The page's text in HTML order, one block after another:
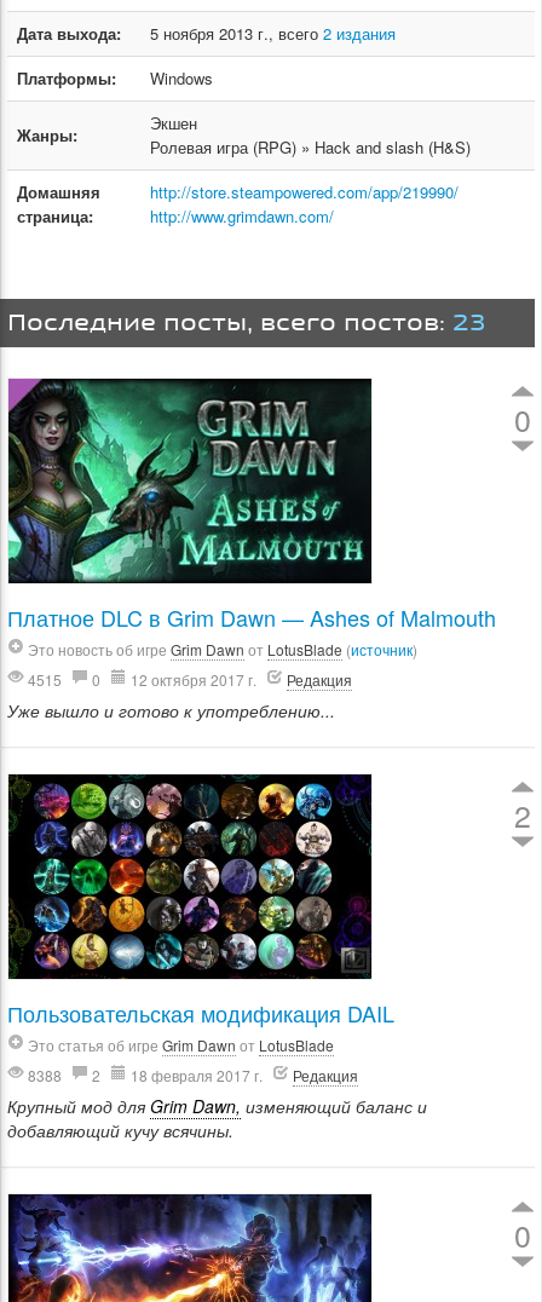
Дата выхода:
5 ноября 2013 г., всего 2 издания
Платформы:
Windows
Жанры:
Экшен
Ролевая игра (RPG) » Hack and slash (H&S)
Домашняя
страница:
http://store.steampowered.com/app/219990/
http://www.grimdawn.com/
Последние посты, всего постов: 23
0
Платное DLC в Grim Dawn — Ashes of Malmouth
Это новость об игре Grim Dawn от LotusBlade (источник)
4515
0 12 октября 2017 г. Редакция
Уже вышло и готово к употреблению...
2
Пользовательская модификация DAIL
Это статья об игре Grim Dawn от LotusBlade
8388
2 18 февраля 2017 г. Редакция
Крупный мод для Grim Dawn, изменяющий баланс и
добавляющий кучу всячины.
0